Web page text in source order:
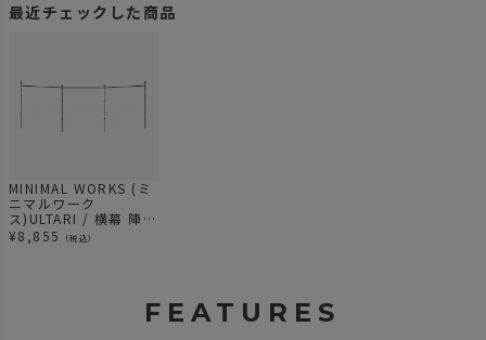
最近チェックした商品
MINIMAL WORKS (ミ
ニマルワーク
ス)ULTARI / 横幕 陣幕
アイボリー
¥8,855 （税込）
FEATURES